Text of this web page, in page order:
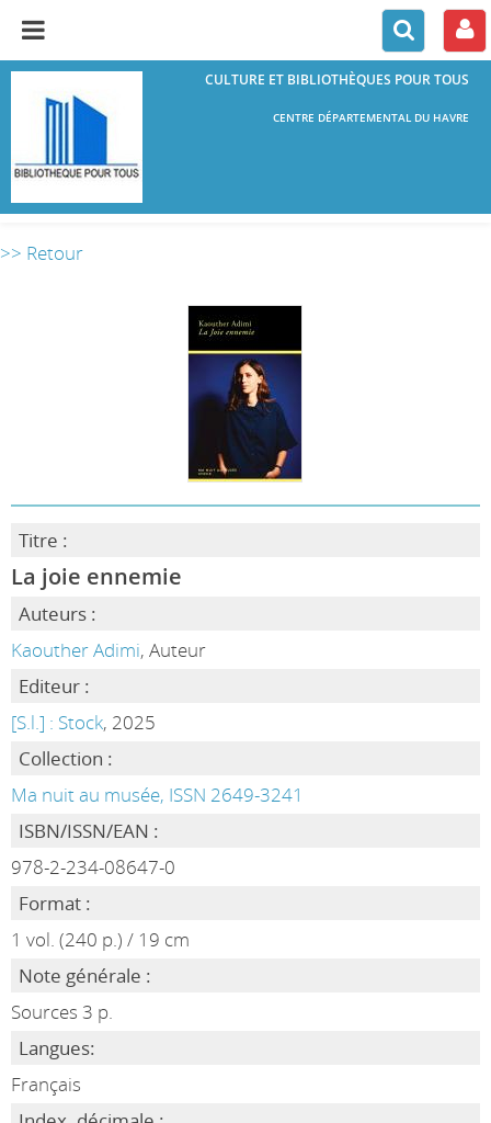
CULTURE ET BIBLIOTHÈQUES POUR TOUS
CENTRE DÉPARTEMENTAL DU HAVRE
>> Retour
Titre :
La joie ennemie
Auteurs :
Kaouther Adimi, Auteur
Editeur :
[S.l.] : Stock, 2025
Collection :
Ma nuit au musée, ISSN 2649-3241
ISBN/ISSN/EAN :
978-2-234-08647-0
Format :
1 vol. (240 p.) / 19 cm
Note générale :
Sources 3 p.
Langues:
Français